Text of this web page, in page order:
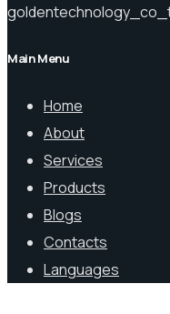
Main Menu
Home
About
Services
Products
Blogs
Contacts
Languages